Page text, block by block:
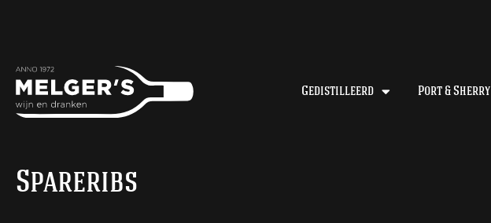
Gedistilleerd Port & Sherry
Spareribs